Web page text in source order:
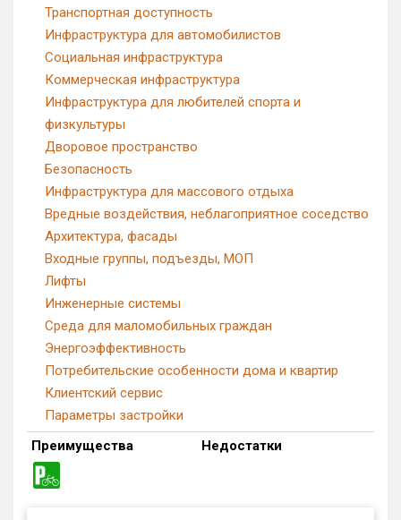
Транспортная доступность
Инфраструктура для автомобилистов
Социальная инфраструктура
Коммерческая инфраструктура
Инфраструктура для любителей спорта и
физкультуры
Дворовое пространство
Безопасность
Инфраструктура для массового отдыха
Вредные воздействия, неблагоприятное соседство
Архитектура, фасады
Входные группы, подъезды, МОП
Лифты
Инженерные системы
Среда для маломобильных граждан
Энергоэффективность
Потребительские особенности дома и квартир
Клиентский сервис
Параметры застройки
Преимущества
Недостатки